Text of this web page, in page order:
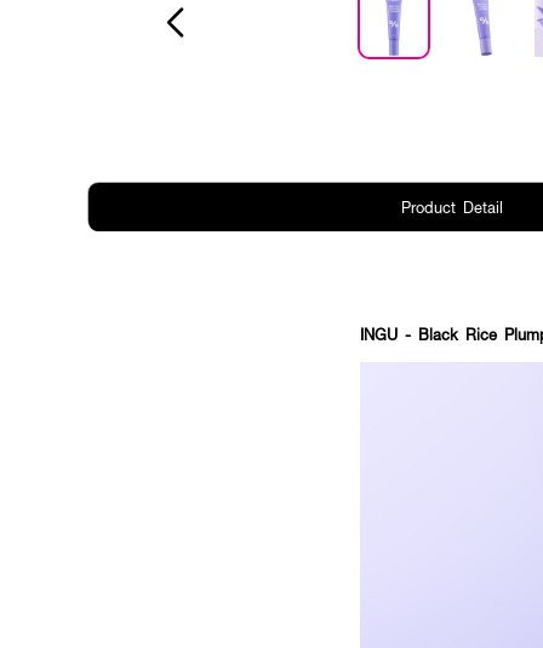
Product Detail
INGU - Black Rice